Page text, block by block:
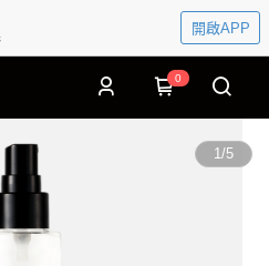
開啟APP
0
1/5